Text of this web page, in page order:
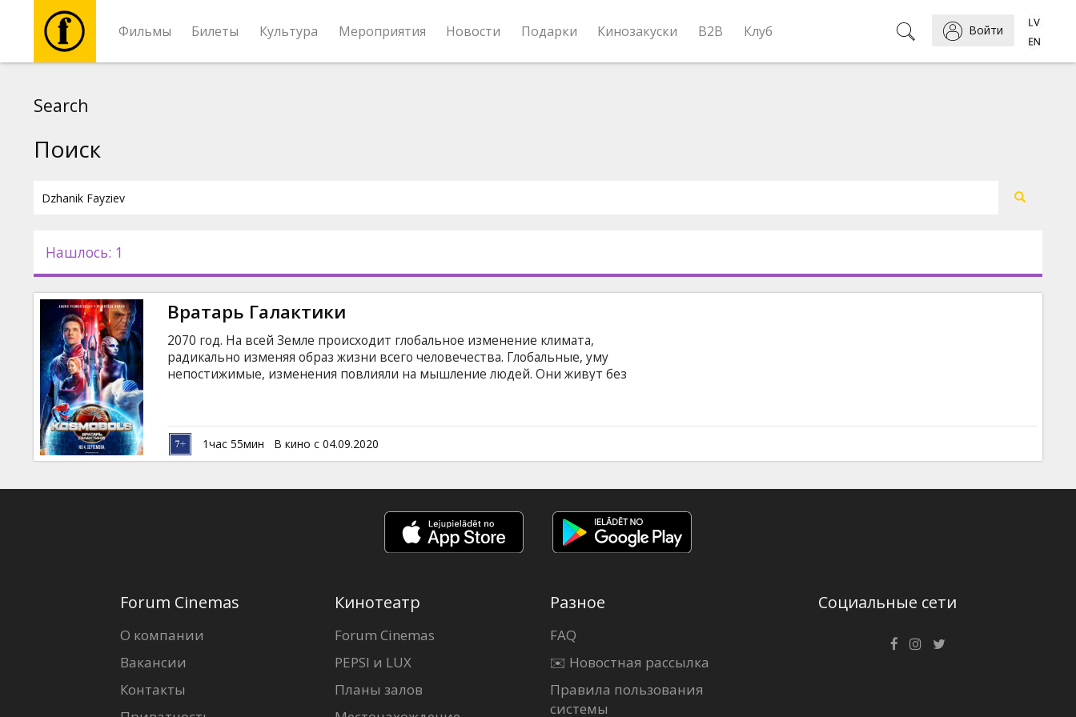
Фильмы Билеты Культура Мероприятия Новости Подарки Кинозакуски B2B Клуб Войти
Новости
Подарки
Кинозакуски
B2B
Клуб
Search
Поиск
Нашлось: 1
Вратарь Галактики
2070 год. На всей Земле происходит глобальное изменение климата,
радикально изменяя образ жизни всего человечества. Глобальные, уму
непостижимые, изменения повлияли на мышление людей. Они живут без
большом стадионе разворачивается самая популярная игра во всей
галактике - «Космобол» - смесь спорта и галактических сражений. Фильм на
русском языке с субтитрами на латышском языке.
1час 55мин В кино с 04.09.2020
Forum Cinemas
О компании
Вакансии
Контакты
Кинотеатр
Forum Cinemas
PEPSI и LUX
Планы залов
Разное
FAQ
✉️ Новостная рассылка
Правила пользования
системы
Социальные сети